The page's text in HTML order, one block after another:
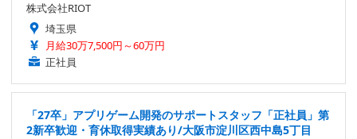
株式会社RIOT
埼玉県
月給30万7,500円～60万円
正社員
「27卒」アプリゲーム開発のサポートスタッフ「正社員」第
2新卒歓迎・育休取得実績あり/大阪市淀川区西中島5丁目